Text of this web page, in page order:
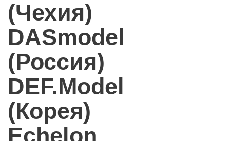
(Чехия)
DASmodel
(Россия)
DEF.Model
(Корея)
Echelon